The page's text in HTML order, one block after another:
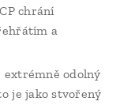
chrání
a
extrémně odolný
je jako stvořený